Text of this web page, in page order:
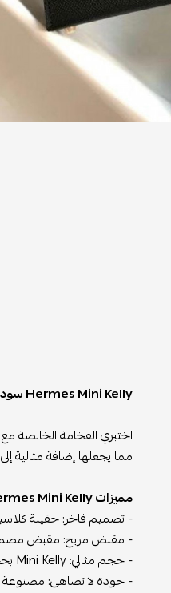
Hermes Mini Kelly سوداء بشعار ذهبي ومقبض مريح
مما يجعلها إضافة مثالية
مميزات Hermes Mini Kelly:
- تصميم فاخر: حقيبة
- مقبض مريح: مقبض مصمم
- حجم مثالي: Mini Kelly بحجمها الصغير والأنيق تعتبر الحقيبة المثالية للخرجات اليومية والسهرات.
- جودة لا تضاهى: مصنوعة